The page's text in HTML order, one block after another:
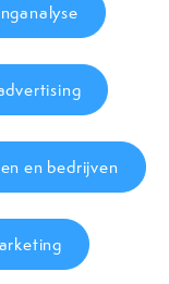
en bedrijven